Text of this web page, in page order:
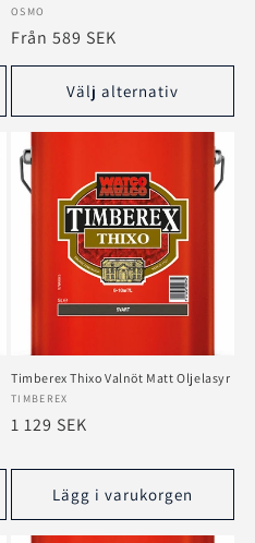
Säljare:
OSMO
Ordinarie
pris
Från 589 SEK
Välj alternativ
Timberex Thixo Valnöt Matt Oljelasyr
Säljare:
TIMBEREX
Ordinarie
1 129 SEK
Lägg i varukorgen